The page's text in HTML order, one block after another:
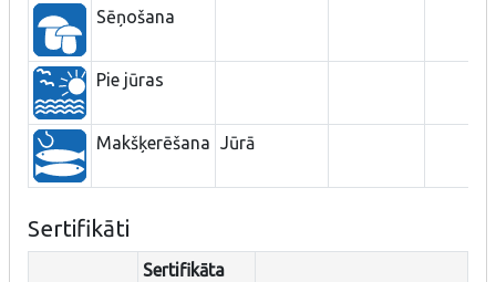
Sēņošana
Pie jūras
Makšķerēšana Jūrā
Sertifikāti
Sertifikāta